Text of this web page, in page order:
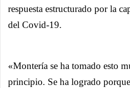
respuesta estructurado por la
del Covid-19.
«Montería se ha tomado esto
principio. Se ha logrado